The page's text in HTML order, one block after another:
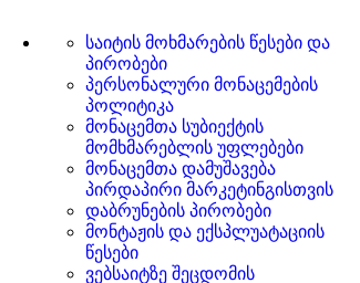
საიტის მოხმარების წესები და
პირობები
პერსონალური მონაცემების
პოლიტიკა
მონაცემთა სუბიექტის
მომხმარებლის უფლებები
მონაცემთა დამუშავება
პირდაპირი მარკეტინგისთვის
დაბრუნების პირობები
მონტაჟის და ექსპლუატაციის
წესები
ვებსაიტზე შეცდომის